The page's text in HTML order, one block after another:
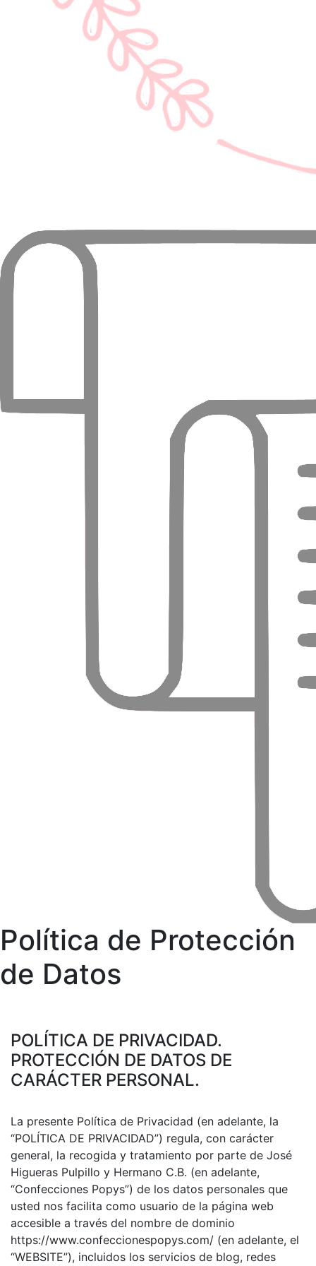
Política de Protección
de Datos
POLÍTICA DE PRIVACIDAD.
PROTECCIÓN DE DATOS DE
CARÁCTER PERSONAL.
La presente Política de Privacidad (en adelante, la
“POLÍTICA DE PRIVACIDAD”) regula, con carácter
general, la recogida y tratamiento por parte de José
Higueras Pulpillo y Hermano C.B. (en adelante,
“Confecciones Popys”) de los datos personales que
usted nos facilita como usuario de la página web
accesible a través del nombre de dominio
https://www.confeccionespopys.com/ (en adelante, el
“WEBSITE”), incluidos los servicios de blog, redes